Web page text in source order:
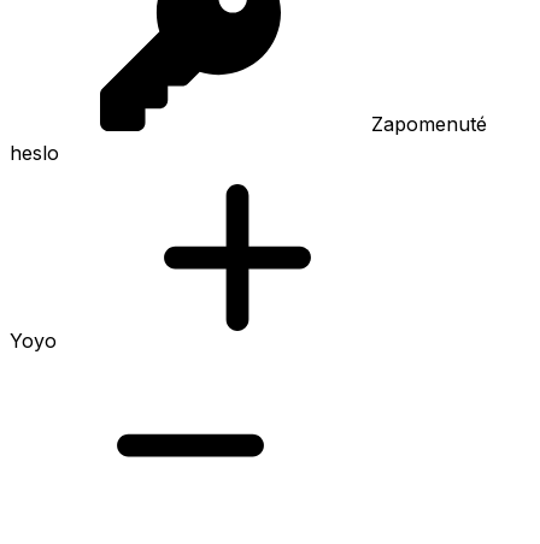
Zapomenuté
heslo
Yoyo